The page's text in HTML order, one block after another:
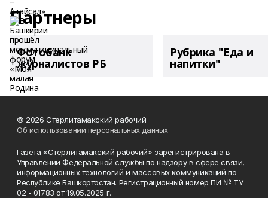
Партнеры
Фотобанк
журналистов РБ
Рубрика "Еда и
напитки"
© 2026 Стерлитамакский рабочий
Об использовании персональных данных
Газета «Стерлитамакский рабочий» зарегистрирована в
Управлении Федеральной службы по надзору в сфере связи,
информационных технологий и массовых коммуникаций по
Республике Башкортостан. Регистрационный номер ПИ № ТУ
02 - 01783 от 19.05.2025 г.